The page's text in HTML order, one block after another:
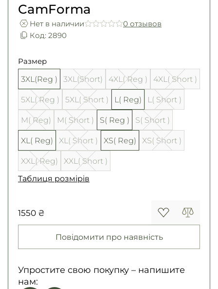
CamForma
Нет в наличии
0 отзывов
Код: 2890
Размер
3XL(Reg ) 3XL(Short) 4XL( Reg )
4XL( Short )
5XL( Reg )
5XL( Short ) L( Reg)
L( Short )
M( Reg)
M( Short ) S( Reg )
S( Short )
XL( Reg)
XL( Short ) XS( Reg)
XS( Short )
XXL( Reg)
XXL( Short )
Таблиця розмірів
1550 ₴
Повідомити про наявність
Упростите свою покупку – напишите
нам: